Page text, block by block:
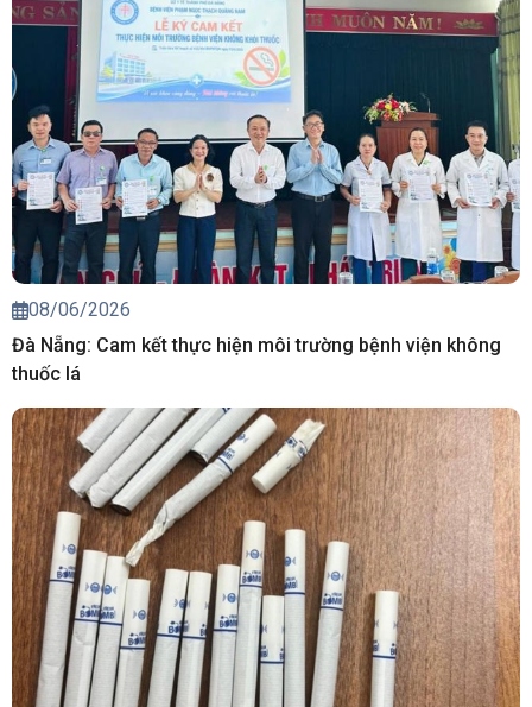
08/06/2026
Đà Nẵng: Cam kết thực hiện môi trường bệnh viện không
thuốc lá